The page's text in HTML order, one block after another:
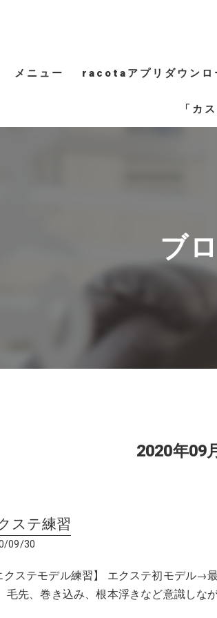
メニュー racotaアプリダウンロ
「カ
ブ
2020年09
ステ練習
09/30
クステモデル練習】 エクステ初モデル→
毛先、巻き込み、根本浮きなど意識しな